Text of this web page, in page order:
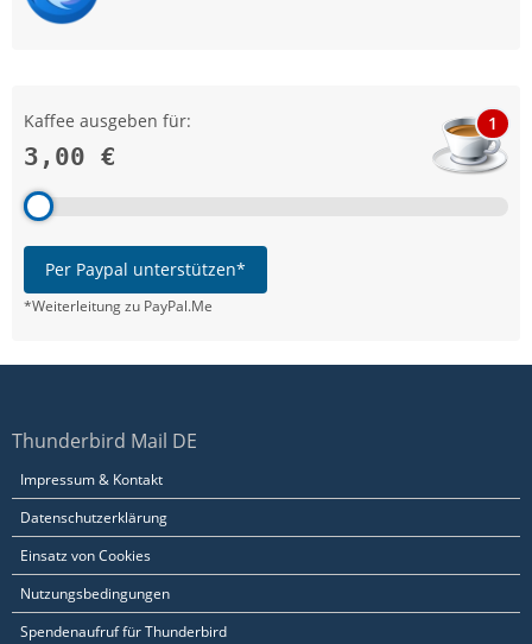
Kaffee ausgeben für:
3,00 €
1
Per Paypal unterstützen*
*Weiterleitung zu PayPal.Me
Thunderbird Mail DE
Impressum & Kontakt
Datenschutzerklärung
Einsatz von Cookies
Nutzungsbedingungen
Spendenaufruf für Thunderbird